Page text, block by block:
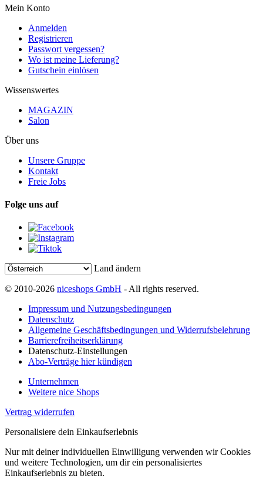
Mein Konto
Anmelden
Registrieren
Passwort vergessen?
Wo ist meine Lieferung?
Gutschein einlösen
Wissenswertes
MAGAZIN
Salon
Über uns
Unsere Gruppe
Kontakt
Freie Jobs
Folge uns auf
Land ändern
© 2010-2026 niceshops GmbH - All rights reserved.
Impressum und Nutzungsbedingungen
Datenschutz
Allgemeine Geschäftsbedingungen und Widerrufsbelehrung
Barrierefreiheitserklärung
Datenschutz-Einstellungen
Abo-Verträge hier kündigen
Unternehmen
Weitere nice Shops
Vertrag widerrufen
Personalisiere dein Einkaufserlebnis
Nur mit deiner individuellen Einwilligung verwenden wir Cookies
und weitere Technologien, um dir ein personalisiertes
Einkaufserlebnis zu bieten.